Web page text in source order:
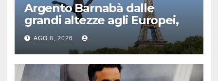
Argento Barnabà dalle
grandi altezze agli Europei,
bis azzurro dopo Cosetti
AGO 8, 2026